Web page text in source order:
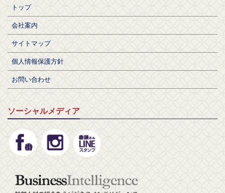
トップ
会社案内
サイトマップ
個人情報保護方針
お問い合わせ
ソーシャルメディア